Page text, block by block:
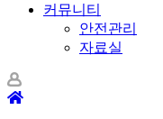
커뮤니티
안전관리
자료실